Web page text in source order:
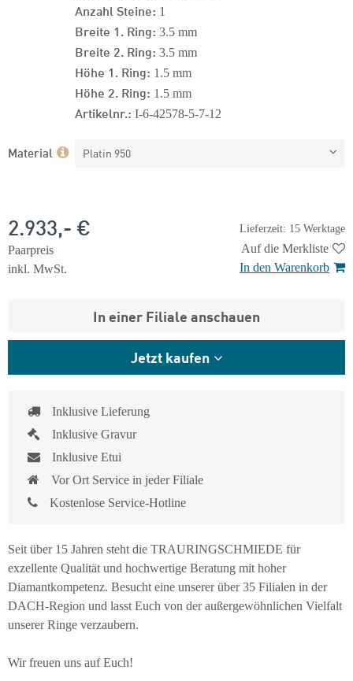
Anzahl Steine: 1
Breite 1. Ring: 3.5 mm
Breite 2. Ring: 3.5 mm
Höhe 1. Ring: 1.5 mm
Höhe 2. Ring: 1.5 mm
Artikelnr.: I-6-42578-5-7-12
Material Platin 950
Lieferzeit: 15 Werktage
2.933,- €
Paarpreis
inkl. MwSt.
Auf die Merkliste
In den Warenkorb
In einer Filiale anschauen
Jetzt kaufen
Inklusive Lieferung
Inklusive Gravur
Inklusive Etui
Vor Ort Service in jeder Filiale
Kostenlose Service-Hotline
Seit über 15 Jahren steht die TRAURINGSCHMIEDE für
exzellente Qualität und hochwertige Beratung mit hoher
Diamantkompetenz. Besucht eine unserer über 35 Filialen in der
DACH-Region und lasst Euch von der außergewöhnlichen Vielfalt
unserer Ringe verzaubern.
Wir freuen uns auf Euch!